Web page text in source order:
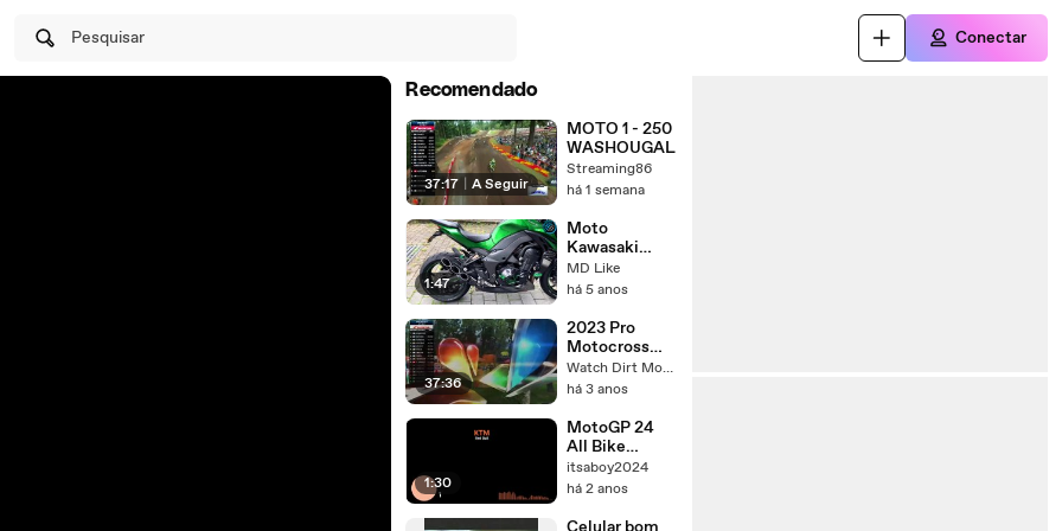
Pesquisar Conectar
Recomendado
37:17 A Seguir
MOTO 1 - 250
WASHOUGAL
Streaming86
há 1 semana
1:47
Moto
Kawasaki
Z1000 Tuning
MD Like
há 5 anos
37:36
2023 Pro
Motocross
Ironman 250
Moto 2
Watch Dirt Moto Videos
há 3 anos
1:30
MotoGP 24
All Bike
Sounds
itsaboy2024
há 2 anos